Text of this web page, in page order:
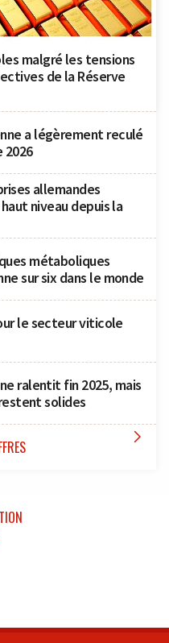
malgré les tensions
de la Réserve
a légèrement reculé
2026
allemandes
niveau depuis la
métaboliques
sur six dans le monde
le secteur viticole
ralentit fin 2025, mais
solides
